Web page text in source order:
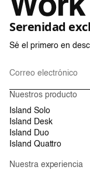
Serenidad
Sé el primero en
Nuestros producto
Island Solo
Island Desk
Island Duo
Island Quattro
Nuestra experiencia